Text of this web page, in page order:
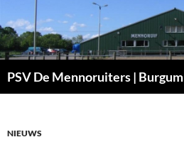
naar
de
inhoud
PSV De Mennoruiters | Burgum
NIEUWS